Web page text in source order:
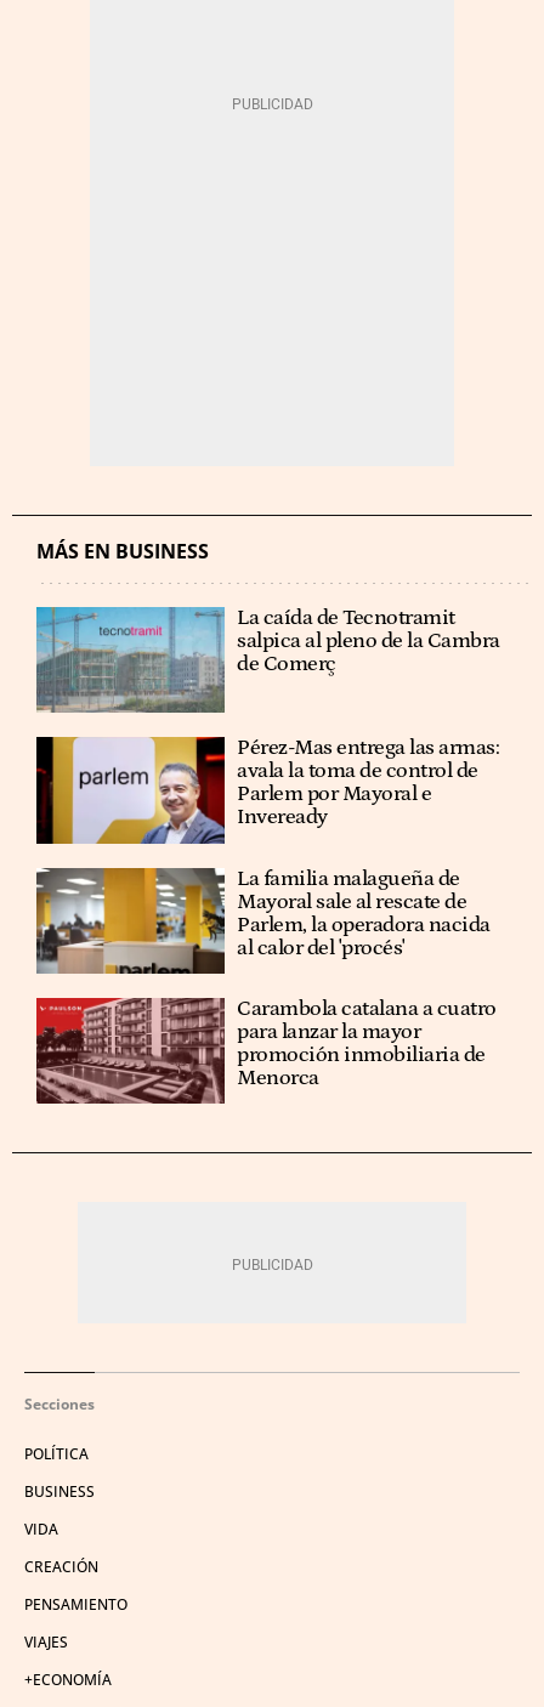
MÁS EN BUSINESS
La caída de Tecnotramit
salpica al pleno de la Cambra
de Comerç
Pérez-Mas entrega las armas:
avala la toma de control de
Parlem por Mayoral e
Inveready
La familia malagueña de
Mayoral sale al rescate de
Parlem, la operadora nacida
al calor del 'procés'
Carambola catalana a cuatro
para lanzar la mayor
promoción inmobiliaria de
Menorca
Secciones
POLÍTICA
BUSINESS
VIDA
CREACIÓN
PENSAMIENTO
VIAJES
+ECONOMÍA